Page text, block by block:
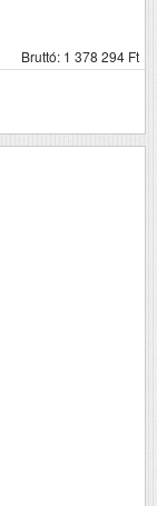
Bruttó: 1 378 294 Ft